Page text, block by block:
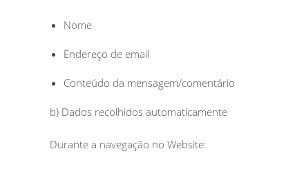
Nome
Endereço de email
Conteúdo da mensagem/comentário
b) Dados recolhidos automaticamente
Durante a navegação no Website: